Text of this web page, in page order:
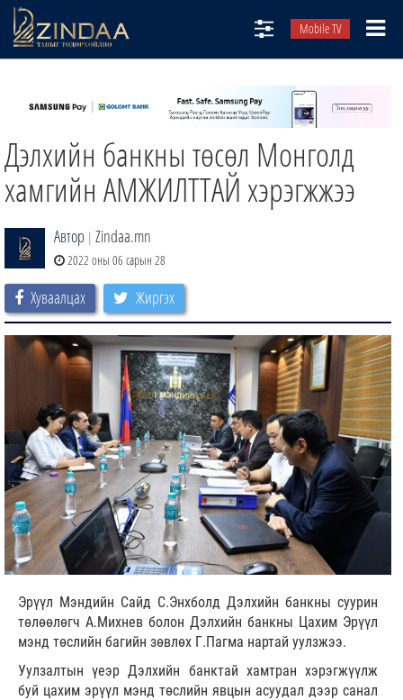
Mobile TV
ТВ8
ӨГЛӨӨНИЙ СОНИН
АУДИО ЗОХИОЛ
Дэлхийн банкны төсөл Монголд
хамгийн АМЖИЛТТАЙ хэрэгжжээ
Автор | Zindaa.mn
2022 оны 06 сарын 28
Хуваалцах Жиргэх
Эрүүл Мэндийн Сайд С.Энхболд Дэлхийн банкны суурин
төлөөлөгч А.Михнев болон Дэлхийн банкны Цахим Эрүүл
мэнд төслийн багийн зөвлөх Г.Пагма нартай уулзжээ.
Уулзалтын үеэр Дэлхийн банктай хамтран хэрэгжүүлж
буй цахим эрүүл мэнд төслийн явцын асуудал дээр санал